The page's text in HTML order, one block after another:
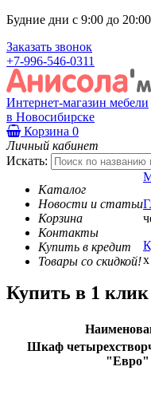
Будние дни с 9:00 до
Заказать звонок
+7-996-546-0311
Интернет-магазин мебели
в Новосибирске
Корзина 0
Личный кабинет
Искать:
Каталог
Новости и статьи
Корзина
Контакты
Купить в кредит
Товары со скидкой!x
Купить в 1 клик
Шкаф
"Евро"